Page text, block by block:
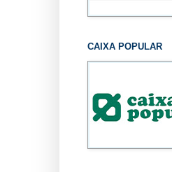
CAIXA POPULAR